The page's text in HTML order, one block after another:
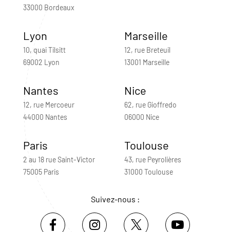
33000 Bordeaux
Lyon
10, quai Tilsitt
69002 Lyon
Marseille
12, rue Breteuil
13001 Marseille
Nantes
12, rue Mercoeur
44000 Nantes
Nice
62, rue Gioffredo
06000 Nice
Paris
2 au 18 rue Saint-Victor
75005 Paris
Toulouse
43, rue Peyrolières
31000 Toulouse
Suivez-nous :